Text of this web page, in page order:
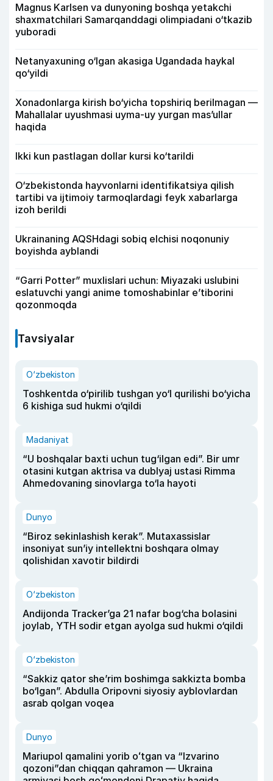
Magnus Karlsen va dunyoning boshqa yetakchi
shaxmatchilari Samarqanddagi olimpiadani o‘tkazib
yuboradi
Netanyaxuning o‘lgan akasiga Ugandada haykal
qo‘yildi
Xonadonlarga kirish bo‘yicha topshiriq berilmagan —
Mahallalar uyushmasi uyma-uy yurgan mas’ullar
haqida
Ikki kun pastlagan dollar kursi ko‘tarildi
O‘zbekistonda hayvonlarni identifikatsiya qilish
tartibi va ijtimoiy tarmoqlardagi feyk xabarlarga
izoh berildi
Ukrainaning AQSHdagi sobiq elchisi noqonuniy
boyishda ayblandi
“Garri Potter” muxlislari uchun: Miyazaki uslubini
eslatuvchi yangi anime tomoshabinlar e’tiborini
qozonmoqda
Tavsiyalar
O‘zbekiston
Toshkentda o‘pirilib tushgan yo‘l qurilishi bo‘yicha
6 kishiga sud hukmi o‘qildi
Madaniyat
“U boshqalar baxti uchun tug‘ilgan edi”. Bir umr
otasini kutgan aktrisa va dublyaj ustasi Rimma
Ahmedovaning sinovlarga to‘la hayoti
Dunyo
“Biroz sekinlashish kerak”. Mutaxassislar
insoniyat sun’iy intellektni boshqara olmay
qolishidan xavotir bildirdi
O‘zbekiston
Andijonda Tracker’ga 21 nafar bog‘cha bolasini
joylab, YTH sodir etgan ayolga sud hukmi o‘qildi
O‘zbekiston
“Sakkiz qator she’rim boshimga sakkizta bomba
bo‘lgan”. Abdulla Oripovni siyosiy ayblovlardan
asrab qolgan voqea
Dunyo
Mariupol qamalini yorib oʻtgan va “Izvarino
qozoni”dan chiqqan qahramon — Ukraina